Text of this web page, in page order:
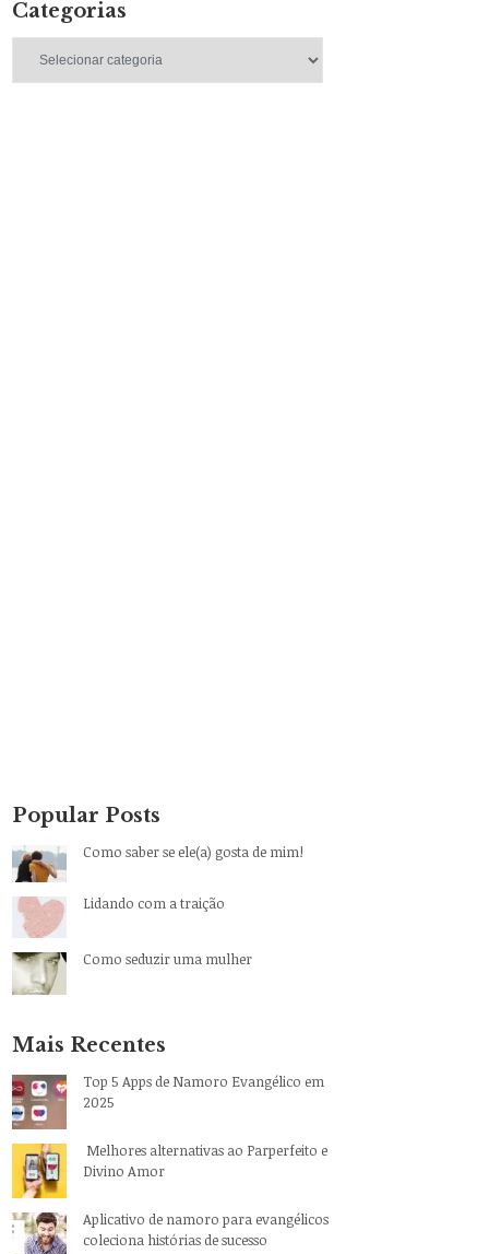
Categorias
Popular Posts
Como saber se ele(a) gosta de mim!
Lidando com a traição
Como seduzir uma mulher
Mais Recentes
Top 5 Apps de Namoro Evangélico em
2025
Melhores alternativas ao Parperfeito e
Divino Amor
Aplicativo de namoro para evangélicos
coleciona histórias de sucesso